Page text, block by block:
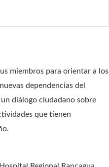
miembros para orientar a los
dependencias del
diálogo ciudadano sobre
que tienen